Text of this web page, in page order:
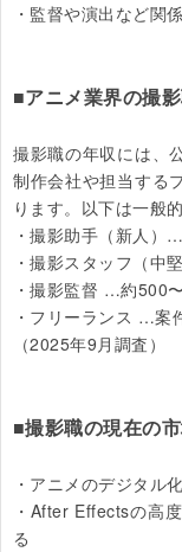
・監督や演出など関
■アニメ業界の撮
撮影職の年収には、
制作会社や担当する
ります。以下は一般
・撮影助手（新人）
・撮影スタッフ（
・撮影監督 …約500
・フリーランス …案
（2025年9月調査）
■撮影職の現在の
・アニメのデジタル
・After Effectsの高
る